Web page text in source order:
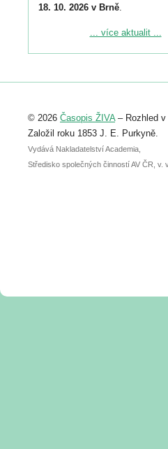
18. 10. 2026 v Brně.
Podrobnější informace ke
Registrovat se můžete do 6.
abstraktu přihlášené přednášky
posteru je už 30. června.
... více aktualit ...
© 2026 Časopis ŽIVA– Rozhled v
Založil roku 1853 J. E. Purkyně.
Vydává Nakladatelství Academia,
Středisko společných činností AV ČR, v.